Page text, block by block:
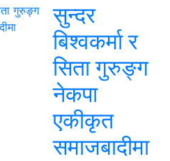
सुन्दर
बिश्वकर्मा र
सिता गुरुङ्ग
नेकपा
एकीकृत
समाजबादीमा